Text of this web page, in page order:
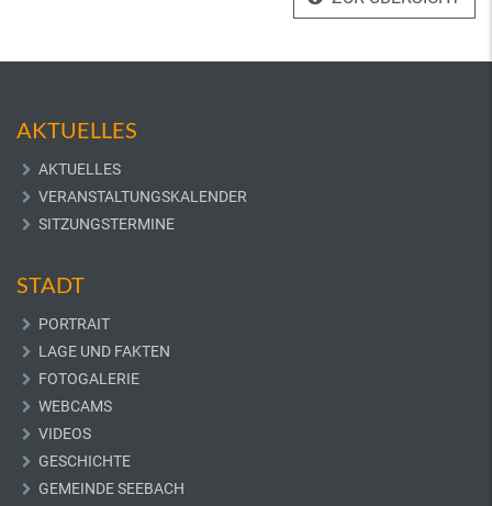
AKTUELLES
AKTUELLES
VERANSTALTUNGSKALENDER
SITZUNGSTERMINE
STADT
PORTRAIT
LAGE UND FAKTEN
FOTOGALERIE
WEBCAMS
VIDEOS
GESCHICHTE
GEMEINDE SEEBACH